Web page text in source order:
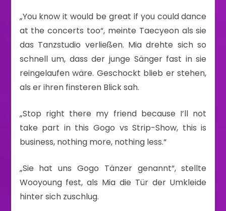
„You know it would be great if you could dance
at the concerts too“, meinte Taecyeon als sie
das Tanzstudio verließen. Mia drehte sich so
schnell um, dass der junge Sänger fast in sie
reingelaufen wäre. Geschockt blieb er stehen,
als er ihren finsteren Blick sah.
„Stop right there my friend because I’ll not
take part in this Gogo vs Strip-Show, this is
business, nothing more, nothing less.“
„Sie hat uns Gogo Tänzer genannt“, stellte
Wooyoung fest, als Mia die Tür der Umkleide
hinter sich zuschlug.